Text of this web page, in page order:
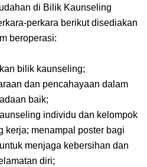
di Bilik Kaunseling
perkara berikut disediakan
beroperasi:
bilik kaunseling;
dan pencahayaan dalam
baik;
individu dan kelompok
kerja; menampal poster bagi
menjaga kebersihan dan
diri;